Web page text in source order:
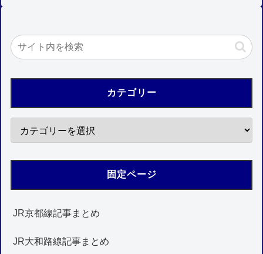
カテゴリー
固定ページ
JR京都線記事まとめ
JR大和路線記事まとめ